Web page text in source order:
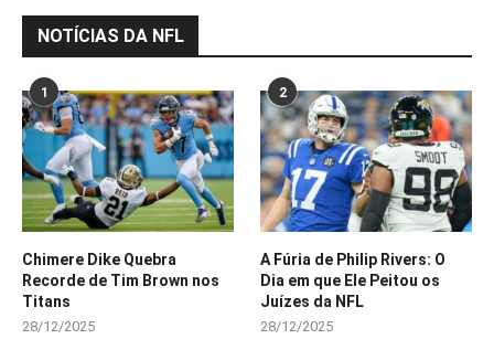
NOTÍCIAS DA NFL
1
Chimere Dike Quebra
Recorde de Tim Brown nos
Titans
28/12/2025
2
A Fúria de Philip Rivers: O
Dia em que Ele Peitou os
Juízes da NFL
28/12/2025